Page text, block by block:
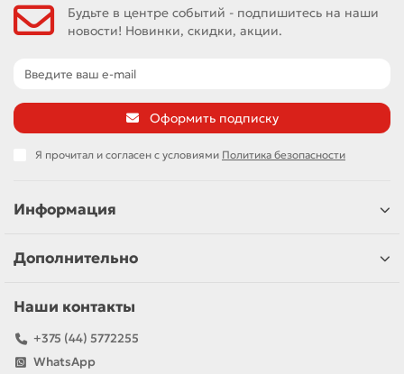
Будьте в центре событий - подпишитесь на наши
новости! Новинки, скидки, акции.
Оформить подписку
Я прочитал и согласен с условиями Политика безопасности
Информация
Дополнительно
Наши контакты
+375 (44) 5772255
WhatsApp